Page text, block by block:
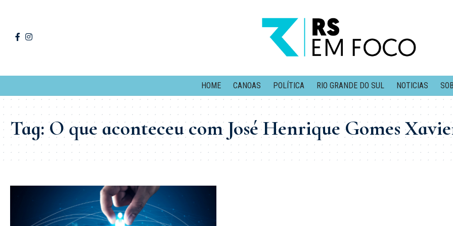
HOME CANOAS POLÍTICA RIO GRANDE DO SUL NOTICIAS
Tag:O que aconteceu com José Henrique Gomes